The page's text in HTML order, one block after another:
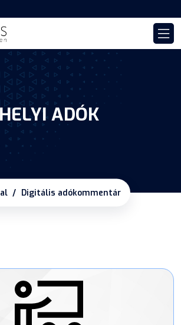
ADÓK
Digitális adókommentár